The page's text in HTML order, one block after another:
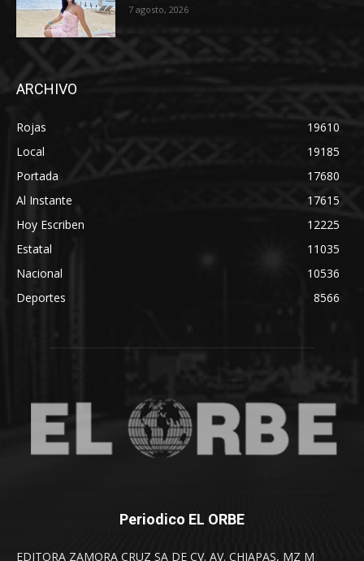
7 agosto, 2026
ARCHIVO
Rojas
19610
Local
19185
Portada
17680
Al Instante
17615
Hoy Escriben
12225
Estatal
11035
Nacional
10536
Deportes
8566
Periodico EL ORBE
EDITORA ZAMORA CRUZ SA DE CV. AV. CHIAPAS, MZ M